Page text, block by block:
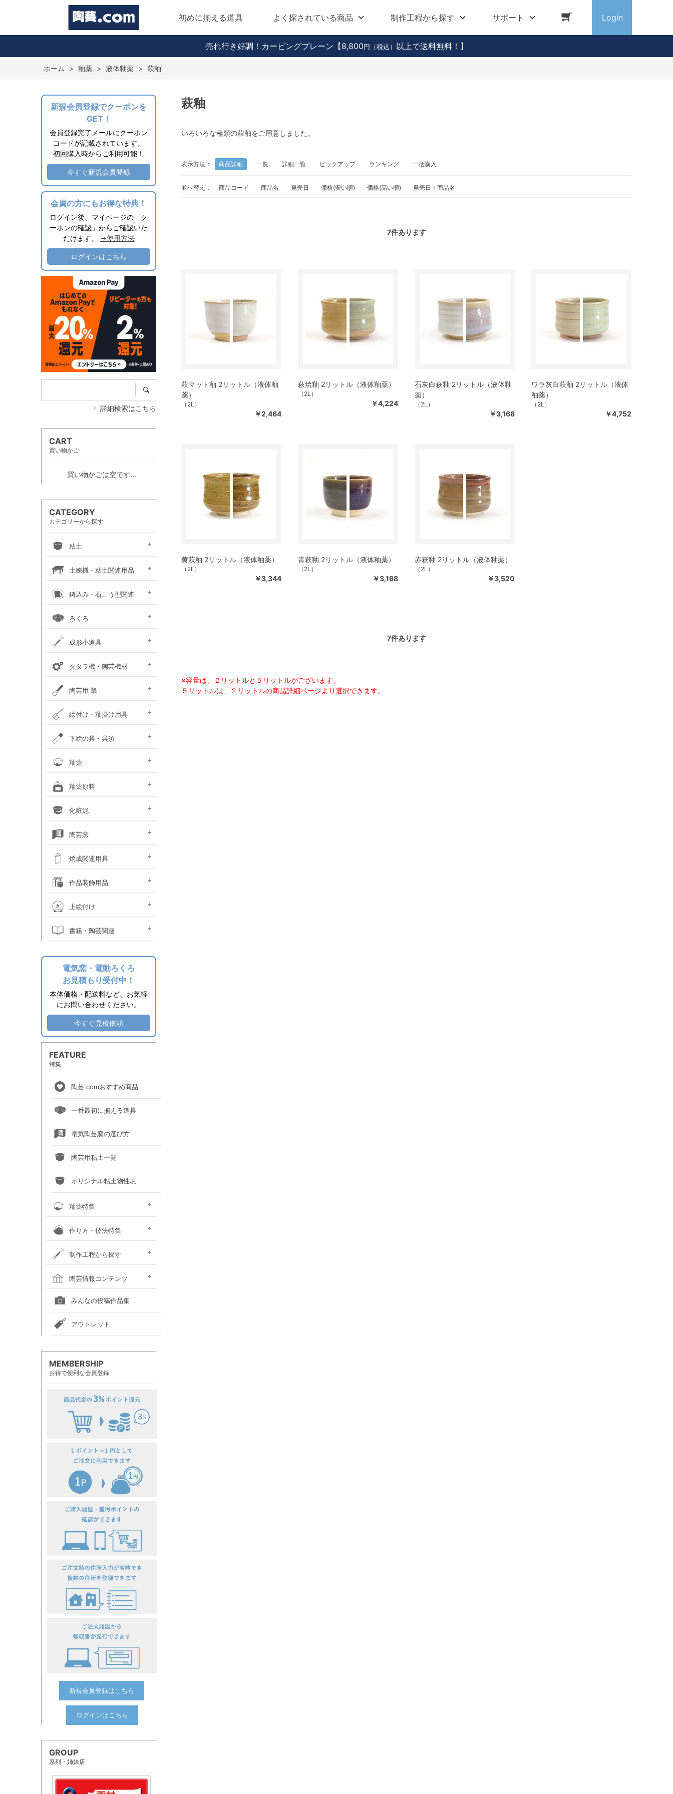
初めに揃える道具 よく探されている商品 制作工程から探す サポート Login
売れ行き好調！カービングプレーン 【8,800 円（税込） 以上で送料無料！】
ホーム > 釉薬 > 液体釉薬 > 萩釉
新規会員登録でクーポンを
GET！
会員登録完了メールにクーポン
コードが記載されています。
初回購入時からご利用可能！
今すぐ新規会員登録
会員の方にもお得な特典！
ログイン後、マイページの「ク
ーポンの確認」からご確認いた
だけます。 →使用方法
ログインはこちら
詳細検索はこちら
CART
買い物かご
買い物かごは空です...
CATEGORY
カテゴリーから探す
粘土
信楽系粘土
伝統系粘土
創作系粘土
カラー粘土
陶紙
道具土
練り込み絵の具
土練機・粘土関連用品
常圧式土練機
真空式土練機
粘土板・粘土吸水板
粘土粉砕機
粘土練り台・作陶台
粘土貯蔵容器
粘土乾燥箱・棚
鋳込み・石こう型関連
鋳込み用原料
鋳込み用石膏型
鋳込み・石膏型用品
手押し用石膏型
ろくろ
手ろくろ
小型 電動ろくろ
大型 電動ろくろ
電動ろくろオプション
カメ板・芯出し用具
ろくろ作業台・椅子
成形小道具
成形用具セット
かきベラ
カンナ
こて
ヘラ
粘土板・粘土吸水板
延べ棒
切り弓・鹿皮・土かきベラ
トースカン
ポンス・型抜き
印花・装飾用道具
タタラ機・陶芸機材
ポットミル機
タタラ機
釉薬攪拌機
秤
ひも作り機
グラインダ・ハマすり機
陶芸用 筆
陶芸用筆セット
面相筆
彩色･呉須筆
ダミ筆
竹刷毛･平刷毛･平筆
絵付け・釉掛け用具
絵付け・釉掛けセット
絵付け用小道具
梅皿･重ね皿
スポイト･比重計
霧吹き
釉掛けハサミ･柄杓
釉薬攪拌機
上薬容器
釉はがし刷毛･スポンジ
乳鉢
ふるい
のり剤・溶媒剤
（撥水剤・マスキング）
沈殿防止剤・解固剤
下絵の具・呉須
下絵用転写紙
チューブ式下絵の具
液体下絵の具
粉末下絵の具
呉須
下絵具ワンストローク
盛り絵具
下絵用ペン・鉛筆
楽焼下絵具
素焼き素材
釉薬
液体釉薬
粉末釉薬
基礎釉薬
シリーズ（上級者向）
カフェカラー
カレット（ガラス片）
楽焼釉薬 無鉛
釉薬原料
釉薬着色剤 (金属類)
着色土石類
釉薬添加剤
（長石・珪石）
木灰･ワラ灰
釉薬媒溶剤
化粧泥
化粧泥 粉末
化粧泥 液体
陶芸窯
電気陶芸窯
石油陶芸窯
ガス陶芸窯
焼成関連用具
カーボン製棚板
ムライト製棚板
支柱・サイコロ
アルミナ棒
ゼーゲルコーン
陶芸用温度計・熱電対
窯・棚板補修用品
その他焼成小道具
作品装飾用品
桐箱
ウコン布・立札
絵皿立て
照明器具関係
時計ムーブメント
焼酎カラン
掛け花金具
土瓶ツル
作品補修用品
上絵付け
上絵素材
上絵付け絵の具
上絵用転写紙
金液・金油・ラスター液
上絵付け小道具
上絵付け電気炉
上絵付け溶媒
書籍・陶芸関連
陶芸書籍
電気窯・電動ろくろ
お見積もり受付中！
本体価格・配送料など、お気軽
にお問い合わせください。
今すぐ見積依頼
FEATURE
特集
陶芸.comおすすめ商品
一番最初に揃える道具
電気陶芸窯の選び方
陶芸用粘土一覧
オリジナル粘土物性表
釉薬特集
釉薬との上手な交際術
粘土×釉薬 色見本
釉薬重ね掛け色見本
液体釉薬・50音順で探す
液体釉薬・色で探す
粉末釉薬・50音順で探す
粉末釉薬・色で探す
作り方・技法特集
土瓶の作り方
蚊取り線香スタンド
化粧泥装飾技法
いろいろな装飾技法
鋳込み石こう型の手順
粘土に砂や石をブレンドしてみ
よう
カボチャの小物入れ
おばけカボチャのランプ
お雛様のつくり方
制作工程から探す
粘土を準備する
成形する
作品を乾燥させる
素焼をして作品を焼き締める
釉薬以外の化粧を施す
釉薬を掛ける
作品を本焼きする
焼成後の作品をメンテナンスす
る
陶芸窯をメンテナンスする
陶芸情報コンテンツ
全国の陶芸教室一覧
全国の美術館一覧
全国の画廊一覧
オンライン陶芸店一覧
みんなの投稿作品集
アウトレット
MEMBERSHIP
お得で便利な会員登録
新規会員登録はこちら
ログインはこちら
GROUP
系列・姉妹店
萩釉
いろいろな種類の萩釉をご用意しました。
表示方法： 商品詳細 一覧 詳細一覧 ピックアップ ランキング 一括購入
並べ替え： 商品コード 商品名 発売日 価格(安い順) 価格(高い順) 発売日＋商品名
7件あります
萩マット釉 2リットル（液体釉
薬）
（2L）
￥2,464
萩焼釉 2リットル（液体釉薬）
（2L）
￥4,224
石灰白萩釉 2リットル（液体釉
薬）
（2L）
￥3,168
ワラ灰白萩釉 2リットル（液体
釉薬）
（2L）
￥4,752
黄萩釉 2リットル（液体釉薬）
（2L）
￥3,344
青萩釉 2リットル（液体釉薬）
（2L）
￥3,168
赤萩釉 2リットル（液体釉薬）
（2L）
￥3,520
7件あります
※容量は、２リットルと５リットルがございます。
５リットルは、２リットルの商品詳細ページより選択できます。